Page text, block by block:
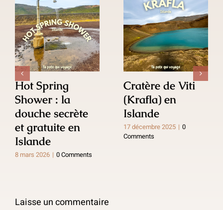
Hot Spring
Shower : la
douche secrète
et gratuite en
Islande
8 mars 2026 | 0 Comments
Cratère de Viti
(Krafla) en
Islande
17 décembre 2025 | 0
Comments
Laisse un commentaire